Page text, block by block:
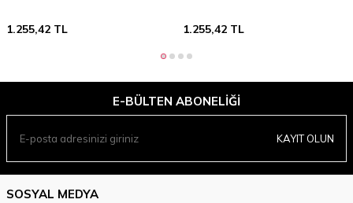
1.255,42 TL 1.255,42TL
E-BÜLTEN ABONELIĞI
KAYIT OLUN
SOSYAL MEDYA